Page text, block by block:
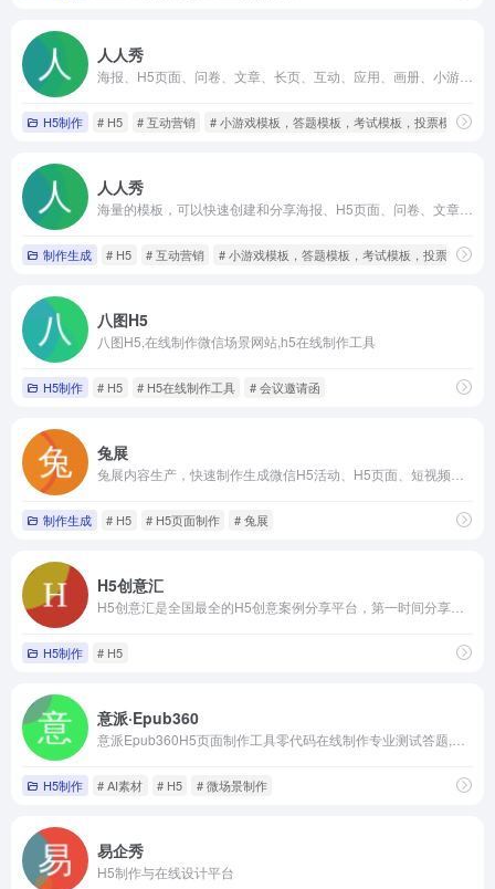
人人秀
H5制作 # H5 # 互动营销 # 小游戏模板，答题模板，考试模板，投票模板，抽
人人秀
制作生成 # H5 # 互动营销 # 小游戏模板，答题模板，考试模板，投票模板，
八图H5
八图H5,在线制作微信场景网站,h5在线制作工具
H5制作 # H5 # H5在线制作工具 # 会议邀请函
兔展
制作生成 # H5 # H5页面制作 # 兔展
H5创意汇
H5制作 # H5
意派·Epub360
H5制作 # AI素材 # H5 # 微场景制作
易企秀
H5制作与在线设计平台